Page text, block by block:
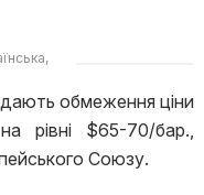
обмеження ціни
рівні $65-70/бар.,
Союзу.